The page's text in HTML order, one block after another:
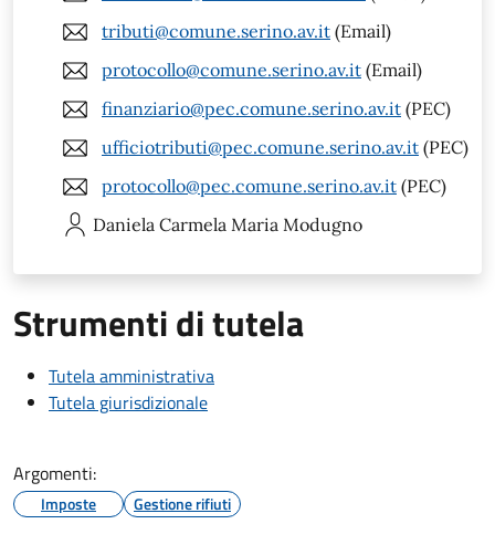
tributi@comune.serino.av.it (Email)
protocollo@comune.serino.av.it (Email)
finanziario@pec.comune.serino.av.it (PEC)
ufficiotributi@pec.comune.serino.av.it (PEC)
protocollo@pec.comune.serino.av.it (PEC)
Daniela Carmela Maria Modugno
Strumenti di tutela
Tutela amministrativa
Tutela giurisdizionale
Argomenti:
Imposte Gestione rifiuti